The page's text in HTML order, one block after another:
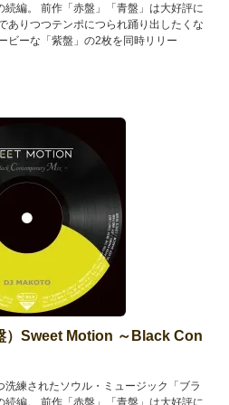
続編。 前作「赤盤」「青盤」は大好評に
ありつつテンポにつられ踊り出したくな
ビーな「紫盤」の2枚を同時リリー
）Sweet Motion ～Black Con
洗練されたソウル・ミュージック「ブラ
続編。 前作「赤盤」「青盤」は大好評に